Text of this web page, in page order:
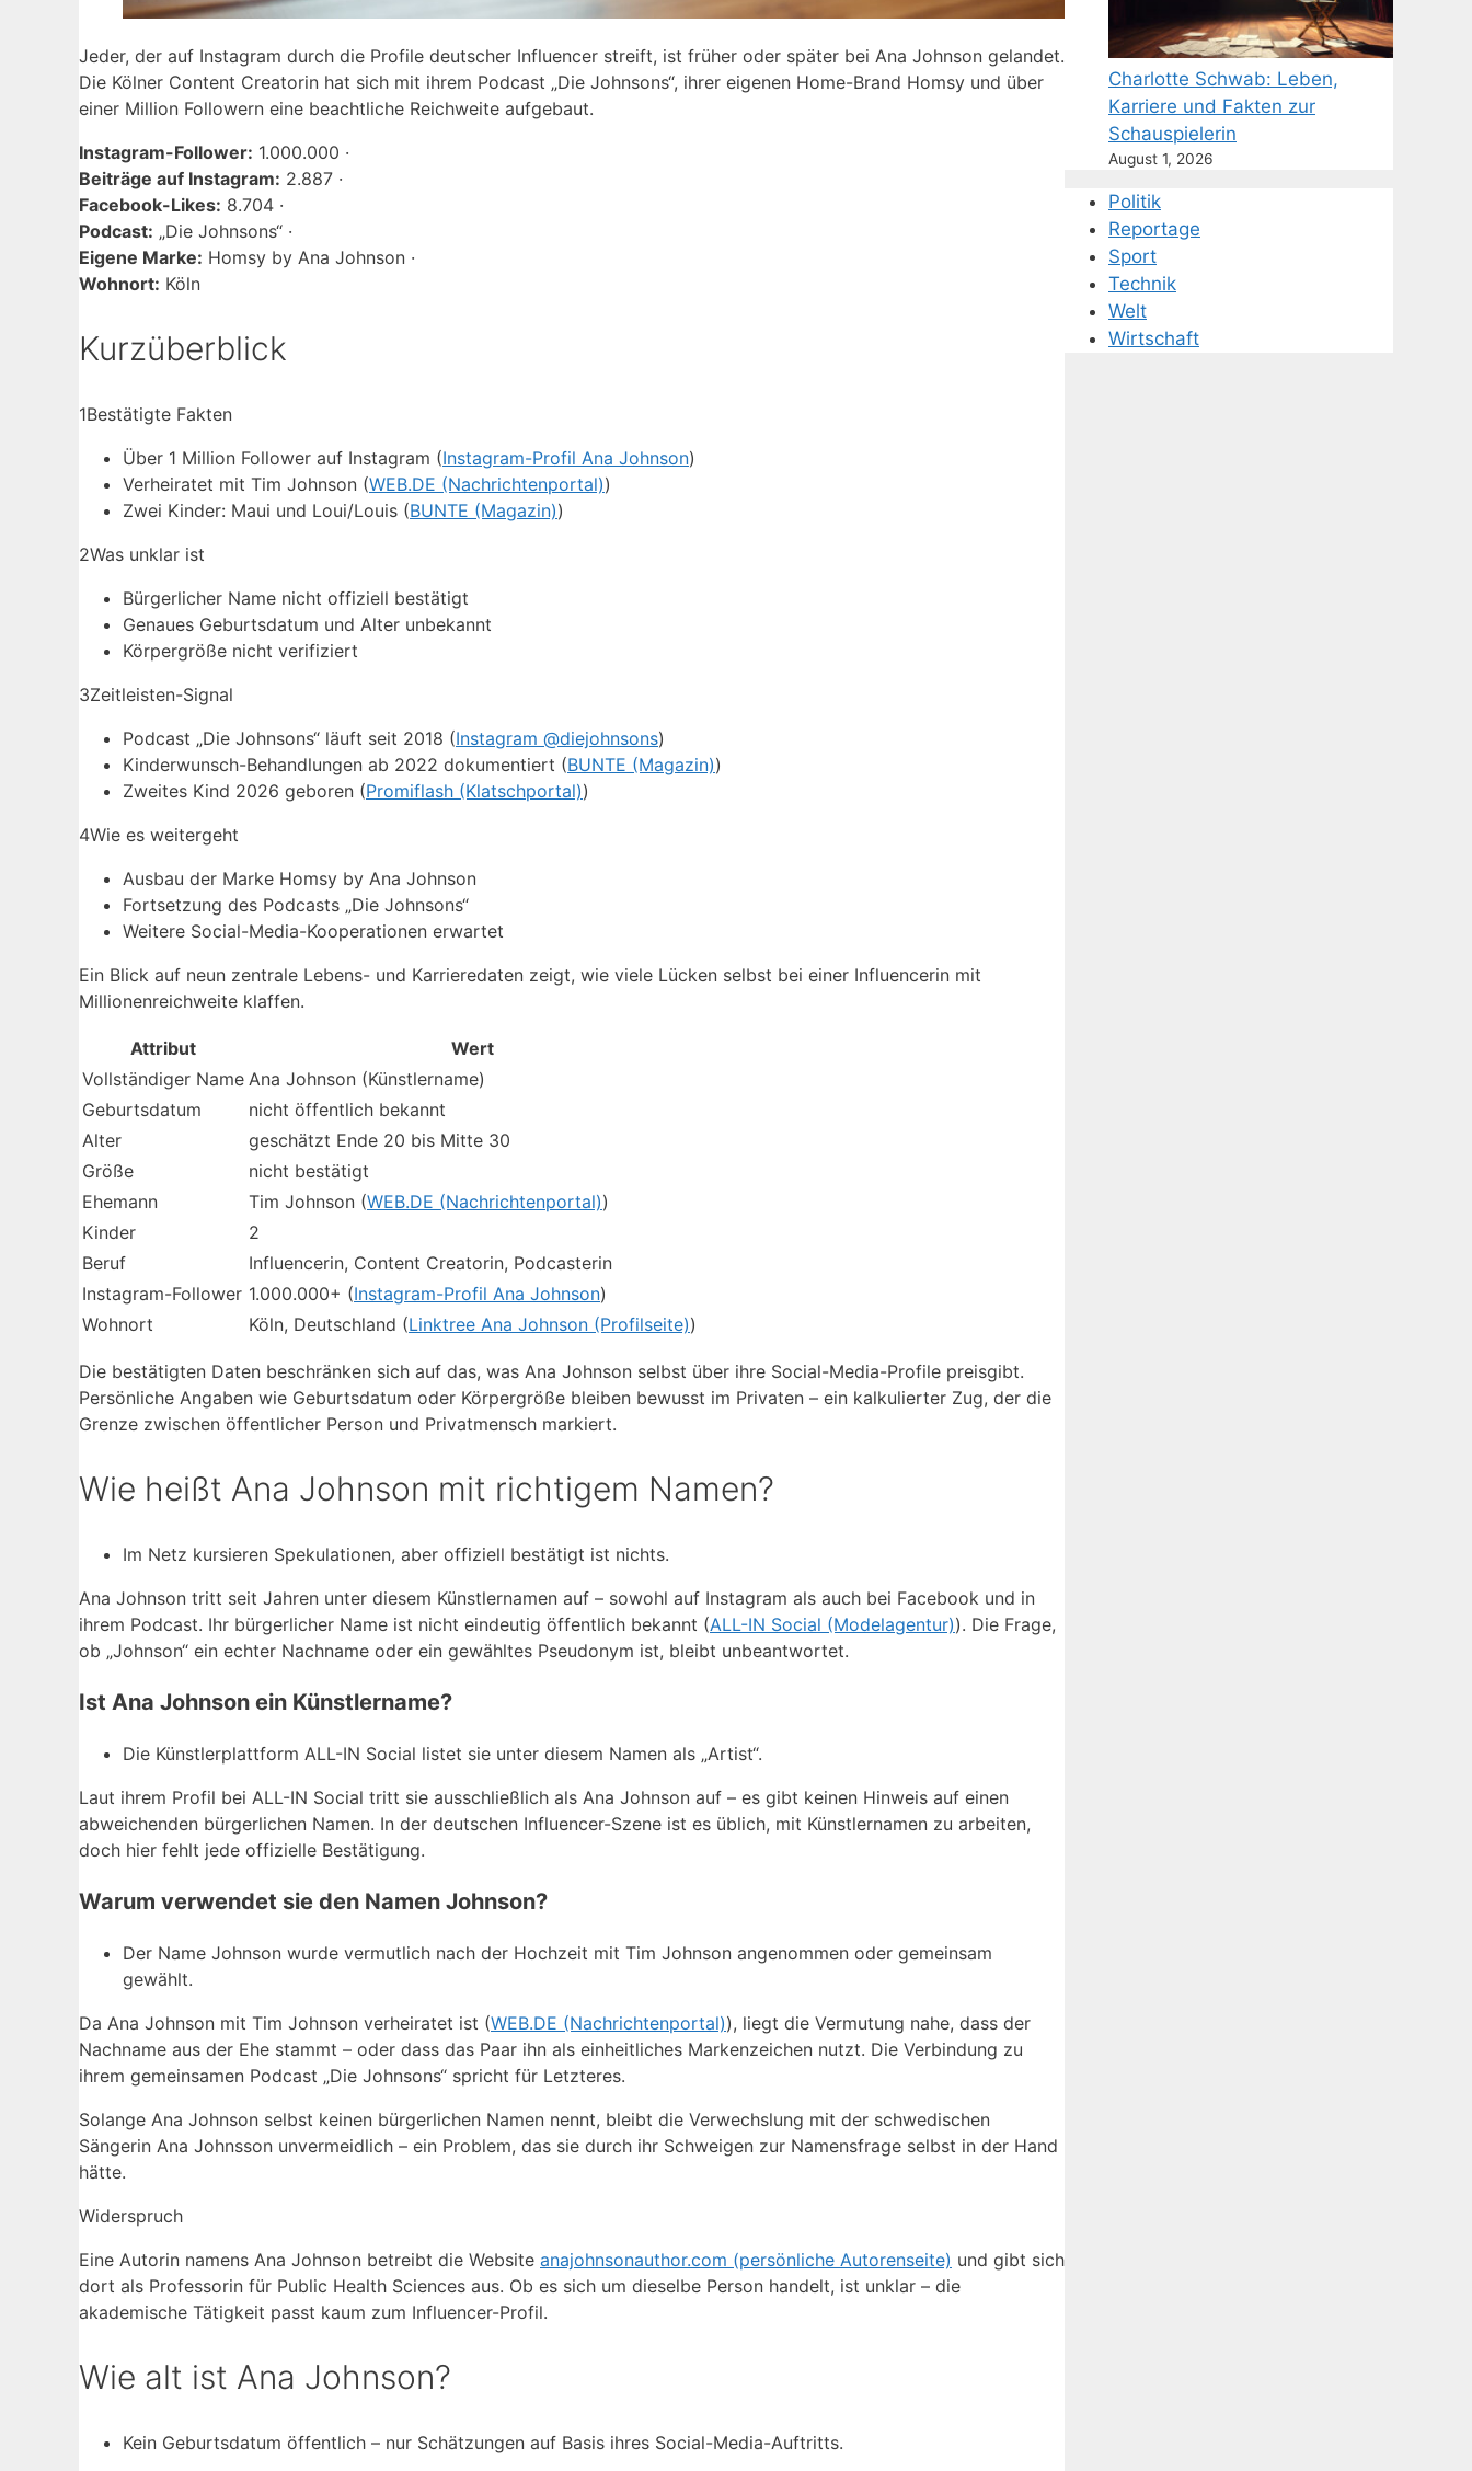
Jeder, der auf Instagram durch die Profile deutscher Influencer streift, ist früher oder später bei Ana Johnson gelandet.
Die Kölner Content Creatorin hat sich mit ihrem Podcast „Die Johnsons“, ihrer eigenen Home-Brand Homsy und über
einer Million Followern eine beachtliche Reichweite aufgebaut.
Instagram-Follower: 1.000.000 ·
Beiträge auf Instagram: 2.887 ·
Facebook-Likes: 8.704 ·
Podcast: „Die Johnsons“ ·
Eigene Marke: Homsy by Ana Johnson ·
Wohnort: Köln
Kurzüberblick
1Bestätigte Fakten
Über 1 Million Follower auf Instagram (Instagram-Profil Ana Johnson)
Verheiratet mit Tim Johnson (WEB.DE (Nachrichtenportal))
Zwei Kinder: Maui und Loui/Louis (BUNTE (Magazin))
2Was unklar ist
Bürgerlicher Name nicht offiziell bestätigt
Genaues Geburtsdatum und Alter unbekannt
Körpergröße nicht verifiziert
3Zeitleisten-Signal
Podcast „Die Johnsons“ läuft seit 2018 (Instagram @diejohnsons)
Kinderwunsch-Behandlungen ab 2022 dokumentiert (BUNTE (Magazin))
Zweites Kind 2026 geboren (Promiflash (Klatschportal))
4Wie es weitergeht
Ausbau der Marke Homsy by Ana Johnson
Fortsetzung des Podcasts „Die Johnsons“
Weitere Social-Media-Kooperationen erwartet
Ein Blick auf neun zentrale Lebens- und Karrieredaten zeigt, wie viele Lücken selbst bei einer Influencerin mit
Millionenreichweite klaffen.
Attribut
Wert
Vollständiger Name Ana Johnson (Künstlername)
Geburtsdatum
nicht öffentlich bekannt
Alter
geschätzt Ende 20 bis Mitte 30
Größe
nicht bestätigt
Ehemann
Tim Johnson (WEB.DE (Nachrichtenportal))
Kinder
2
Beruf
Influencerin, Content Creatorin, Podcasterin
Instagram-Follower 1.000.000+ (Instagram-Profil Ana Johnson)
Wohnort
Köln, Deutschland (Linktree Ana Johnson (Profilseite))
Die bestätigten Daten beschränken sich auf das, was Ana Johnson selbst über ihre Social-Media-Profile preisgibt.
Persönliche Angaben wie Geburtsdatum oder Körpergröße bleiben bewusst im Privaten – ein kalkulierter Zug, der die
Grenze zwischen öffentlicher Person und Privatmensch markiert.
Wie heißt Ana Johnson mit richtigem Namen?
Im Netz kursieren Spekulationen, aber offiziell bestätigt ist nichts.
Ana Johnson tritt seit Jahren unter diesem Künstlernamen auf – sowohl auf Instagram als auch bei Facebook und in
ihrem Podcast. Ihr bürgerlicher Name ist nicht eindeutig öffentlich bekannt (ALL-IN Social (Modelagentur)). Die Frage,
ob „Johnson“ ein echter Nachname oder ein gewähltes Pseudonym ist, bleibt unbeantwortet.
Ist Ana Johnson ein Künstlername?
Die Künstlerplattform ALL-IN Social listet sie unter diesem Namen als „Artist“.
Laut ihrem Profil bei ALL-IN Social tritt sie ausschließlich als Ana Johnson auf – es gibt keinen Hinweis auf einen
abweichenden bürgerlichen Namen. In der deutschen Influencer-Szene ist es üblich, mit Künstlernamen zu arbeiten,
doch hier fehlt jede offizielle Bestätigung.
Warum verwendet sie den Namen Johnson?
Der Name Johnson wurde vermutlich nach der Hochzeit mit Tim Johnson angenommen oder gemeinsam
gewählt.
Da Ana Johnson mit Tim Johnson verheiratet ist (WEB.DE (Nachrichtenportal)), liegt die Vermutung nahe, dass der
Nachname aus der Ehe stammt – oder dass das Paar ihn als einheitliches Markenzeichen nutzt. Die Verbindung zu
ihrem gemeinsamen Podcast „Die Johnsons“ spricht für Letzteres.
Solange Ana Johnson selbst keinen bürgerlichen Namen nennt, bleibt die Verwechslung mit der schwedischen
Sängerin Ana Johnsson unvermeidlich – ein Problem, das sie durch ihr Schweigen zur Namensfrage selbst in der Hand
hätte.
Widerspruch
Eine Autorin namens Ana Johnson betreibt die Website anajohnsonauthor.com (persönliche Autorenseite) und gibt sich
dort als Professorin für Public Health Sciences aus. Ob es sich um dieselbe Person handelt, ist unklar – die
akademische Tätigkeit passt kaum zum Influencer-Profil.
Wie alt ist Ana Johnson?
Kein Geburtsdatum öffentlich – nur Schätzungen auf Basis ihres Social-Media-Auftritts.
Charlotte Schwab: Leben,
Karriere und Fakten zur
Schauspielerin
August 1, 2026
Politik
Reportage
Sport
Technik
Welt
Wirtschaft